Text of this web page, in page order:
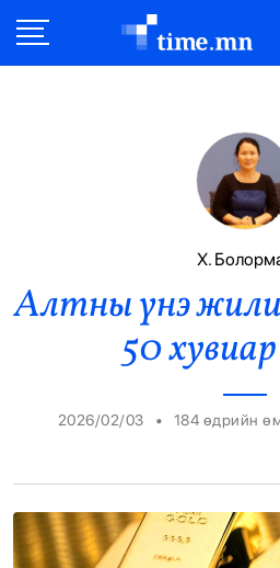
Эдийн Засаг
Нийтлэлчийн
Эрүүл Мэнд
Орон Нутаг
Спорт
Х.
Алтны үнэ
50
2026/02/03 • 184 өдрийн